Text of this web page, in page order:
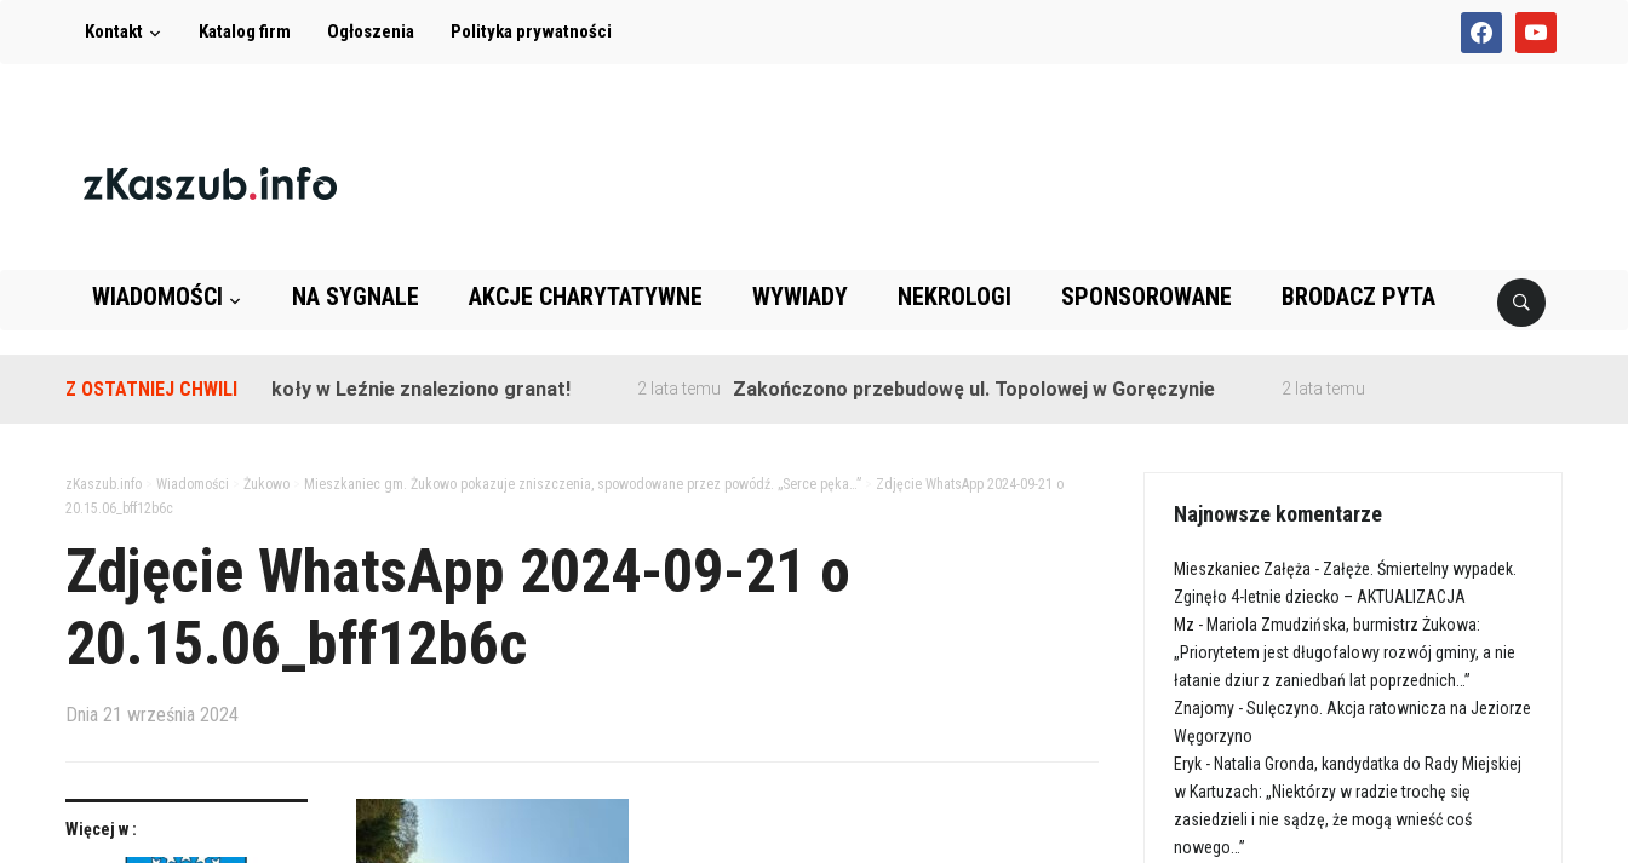
facebookyoutube
Kontakt Katalog firm Ogłoszenia Polityka prywatności
WIADOMOŚCI NA SYGNALE AKCJE CHARYTATYWNE WYWIADY NEKROLOGI SPONSOROWANE BRODACZ PYTA
Z OSTATNIEJ CHWILI
Na terenie szkoły w Leźnie znaleziono granat! 2 lata temu Zakończono przebudowę ul. Topolowej w Goręczynie 2 lata temu
zKaszub.info> Wiadomości Żukowo> Mieszkaniec gm. Żukowo pokazuje zniszczenia, spowodowane przez powódź. „Serce pęka…”> Zdjęcie WhatsApp 2024-09-21 o
20.15.06_bff12b6c
Zdjęcie WhatsApp 2024-09-21 o
20.15.06_bff12b6c
Dnia 21 września 2024
Więcej w :
Najnowsze komentarze
Mieszkaniec Załęża - Załęże. Śmiertelny wypadek.
Zginęło 4-letnie dziecko – AKTUALIZACJA
Mz - Mariola Zmudzińska, burmistrz Żukowa:
„Priorytetem jest długofalowy rozwój gminy, a nie
łatanie dziur z zaniedbań lat poprzednich…”
Znajomy -Sulęczyno. Akcja ratownicza na Jeziorze
Węgorzyno
Eryk - Natalia Gronda, kandydatka do Rady Miejskiej
w Kartuzach: „Niektórzy w radzie trochę się
zasiedzieli i nie sądzę, że mogą wnieść coś
nowego…”